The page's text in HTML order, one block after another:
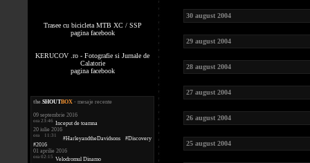
Trasee cu bicicleta MTB XC / SSP
pagina facebook
KERUCOV .ro - Fotografie si Jurnale de
Calatorie
pagina facebook
the.SHOUTBOX - mesaje recente
09 septembrie 2016
ora 23:46 Inceput de toamna
20 iulie 2016
ora 11:31
#HarleyandtheDavidsons #Discovery
#2016
01 aprilie 2016
ora 02:15 Velodromul Dinamo
30 august 2004
29 august 2004
28 august 2004
27 august 2004
26 august 2004
25 august 2004